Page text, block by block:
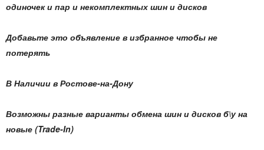
одиночек и пар и некомплектных шин и дисков
Добавьте это объявление в избранное чтобы не
потерять
В Наличии в Ростове-на-Дону
Возможны разные варианты обмена шин и дисков б\у на
новые (Trade-In)